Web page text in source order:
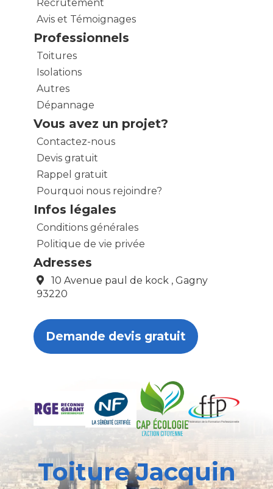
Récrutement
Avis et Témoignages
Professionnels
Toitures
Isolations
Autres
Dépannage
Vous avez un projet?
Contactez-nous
Devis gratuit
Rappel gratuit
Pourquoi nous rejoindre?
Infos légales
Conditions générales
Politique de vie privée
Adresses
10 Avenue paul de kock , Gagny
93220
Demande devis gratuit
Toiture Jacquin